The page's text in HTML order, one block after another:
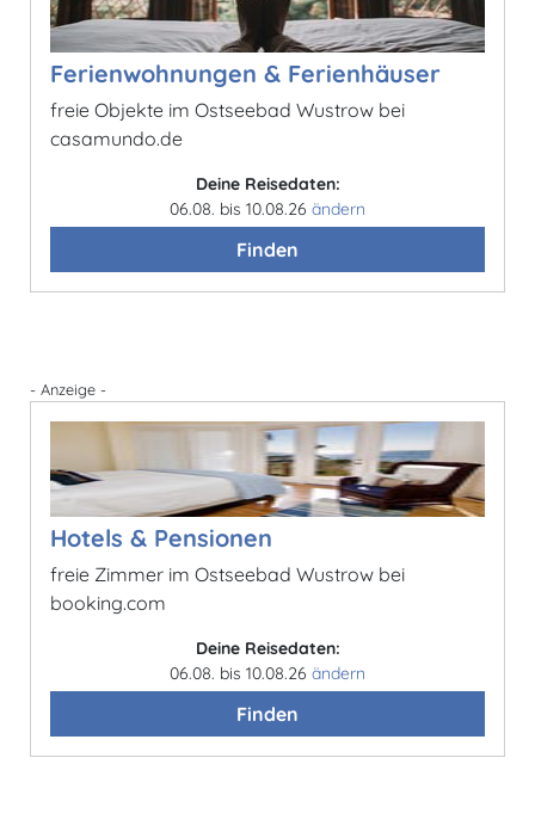
Ferienwohnungen & Ferienhäuser
freie Objekte im Ostseebad Wustrow bei
casamundo.de
Deine Reisedaten:
06.08. bis 10.08.26 ändern
Finden
- Anzeige -
Hotels & Pensionen
freie Zimmer im Ostseebad Wustrow bei
booking.com
Deine Reisedaten:
06.08. bis 10.08.26 ändern
Finden